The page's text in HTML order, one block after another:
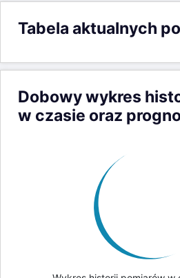
Tabela aktualnych
Dobowy wykres
w czasie oraz